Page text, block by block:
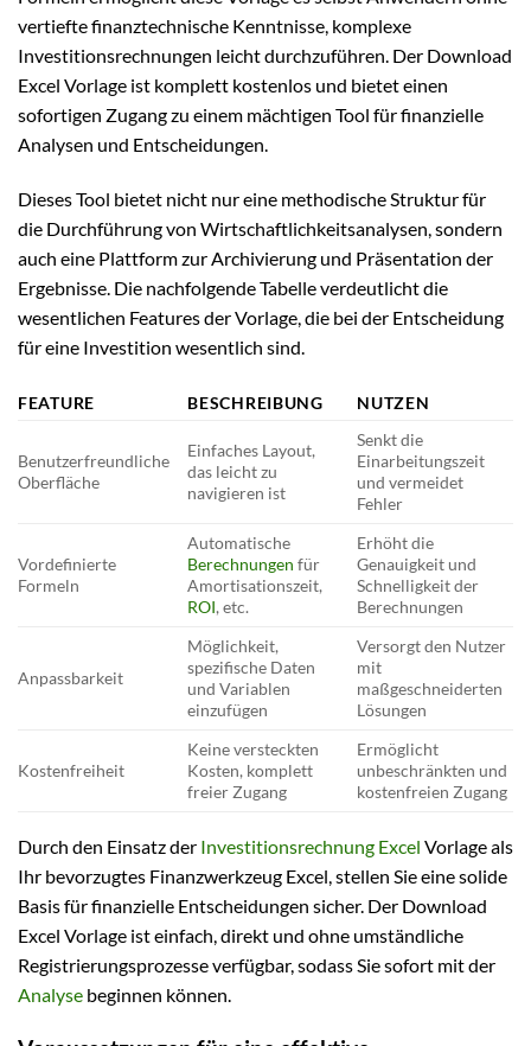
vertiefte finanztechnische Kenntnisse, komplexe
Investitionsrechnungen leicht durchzuführen. Der Download
Excel Vorlage ist komplett kostenlos und bietet einen
sofortigen Zugang zu einem mächtigen Tool für finanzielle
Analysen und Entscheidungen.
Dieses Tool bietet nicht nur eine methodische Struktur für
die Durchführung von Wirtschaftlichkeitsanalysen, sondern
auch eine Plattform zur Archivierung und Präsentation der
Ergebnisse. Die nachfolgende Tabelle verdeutlicht die
wesentlichen Features der Vorlage, die bei der Entscheidung
für eine Investition wesentlich sind.
FEATURE BESCHREIBUNG NUTZEN
Benutzerfreundliche
Oberfläche
Einfaches Layout,
das leicht zu
navigieren ist
Senkt die
Einarbeitungszeit
und vermeidet
Fehler
Vordefinierte
Formeln
Automatische
Berechnungen für
Amortisationszeit,
ROI, etc.
Erhöht die
Genauigkeit und
Schnelligkeit der
Berechnungen
Anpassbarkeit
Möglichkeit,
spezifische Daten
und Variablen
einzufügen
Versorgt den Nutzer
mit
maßgeschneiderten
Lösungen
Kostenfreiheit
Keine versteckten
Kosten, komplett
freier Zugang
Ermöglicht
unbeschränkten und
kostenfreien Zugang
Durch den Einsatz der Investitionsrechnung Excel Vorlage als
Ihr bevorzugtes Finanzwerkzeug Excel, stellen Sie eine solide
Basis für finanzielle Entscheidungen sicher. Der Download
Excel Vorlage ist einfach, direkt und ohne umständliche
Registrierungsprozesse verfügbar, sodass Sie sofort mit der
Analyse beginnen können.